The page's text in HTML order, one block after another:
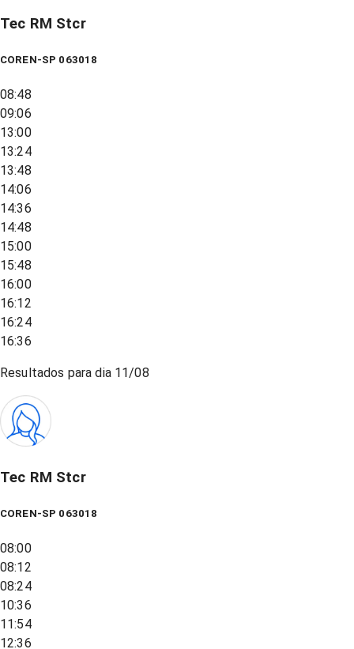
Tec RM Stcr
COREN-SP 063018
08:48
09:06
13:00
13:24
13:48
14:06
14:36
14:48
15:00
15:48
16:00
16:12
16:24
16:36
Resultados para dia 11/08
Tec RM Stcr
COREN-SP 063018
08:00
08:12
08:24
10:36
11:54
12:36